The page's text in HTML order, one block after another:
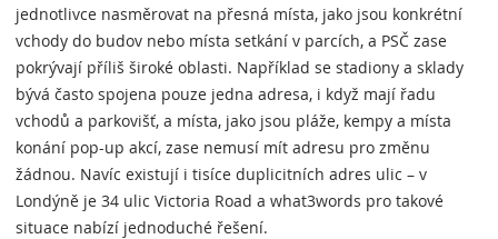
jednotlivce nasměrovat na přesná místa, jako jsou konkrétní
vchody do budov nebo místa setkání v parcích, a PSČ zase
pokrývají příliš široké oblasti. Například se stadiony a sklady
bývá často spojena pouze jedna adresa, i když mají řadu
vchodů a parkovišť, a místa, jako jsou pláže, kempy a místa
konání pop-up akcí, zase nemusí mít adresu pro změnu
žádnou. Navíc existují i tisíce duplicitních adres ulic – v
Londýně je 34 ulic Victoria Road a what3words pro takové
situace nabízí jednoduché řešení.